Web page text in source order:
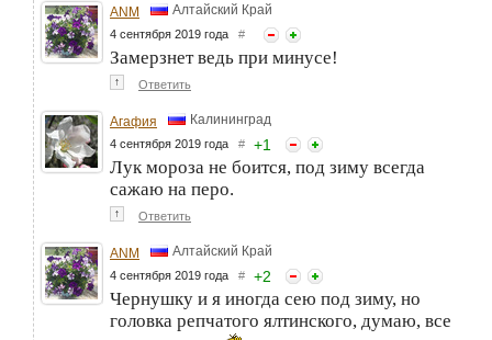
ANM Алтайский Край
4 сентября 2019 года #
Замерзнет ведь при минусе!
↑ Ответить
Агафия Калининград
4 сентября 2019 года # +1
Лук мороза не боится, под зиму всегда
сажаю на перо.
↑ Ответить
ANM Алтайский Край
4 сентября 2019 года # +2
Чернушку и я иногда сею под зиму, но
головка репчатого ялтинского, думаю, все